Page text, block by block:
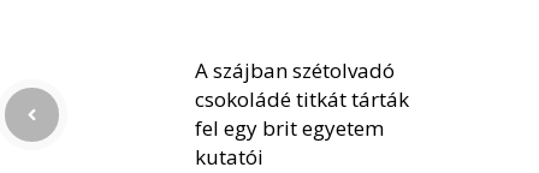
A szájban szétolvadó
csokoládé titkát tárták
fel egy brit egyetem
kutatói